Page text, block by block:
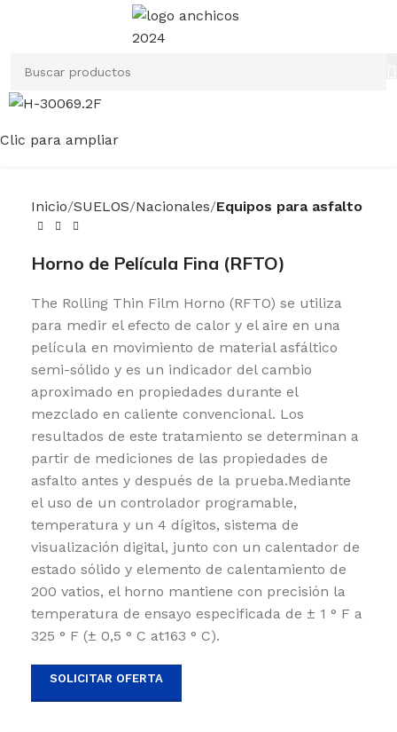
Clic para ampliar
Inicio SUELOS Nacionales Equipos para asfalto
Horno de Película Fina (RFTO)
The Rolling Thin Film Horno (RFTO) se utiliza
para medir el efecto de calor y el aire en una
película en movimiento de material asfáltico
semi-sólido y es un indicador del cambio
aproximado en propiedades durante el
mezclado en caliente convencional. Los
resultados de este tratamiento se determinan a
partir de mediciones de las propiedades de
asfalto antes y después de la prueba.Mediante
el uso de un controlador programable,
temperatura y un 4 dígitos, sistema de
visualización digital, junto con un calentador de
estado sólido y elemento de calentamiento de
200 vatios, el horno mantiene con precisión la
temperatura de ensayo especificada de ± 1 ° F a
325 ° F (± 0,5 ° C at163 ° C).
SOLICITAR OFERTA